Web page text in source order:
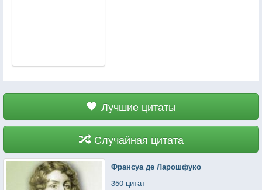
Лучшие цитаты
Случайная цитата
Франсуа де Ларошфуко
350 цитат